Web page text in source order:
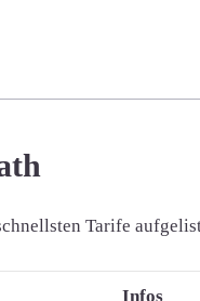
Tarife
Infos